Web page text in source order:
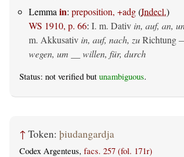
Lemma in: preposition, +adg(Indecl.)
WS 1910, p. 66: I. m. Dativ in, auf, an,
m. Akkusativ in, auf, nach, zuRichtung
wegen, um __ willen, für, durch
Status: not verified but unambiguous.
↑ Token: þiudangardja
Codex Argenteus, facs. 257 (fol. 171r)